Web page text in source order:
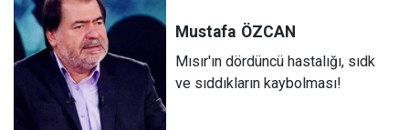
Mustafa ÖZCAN
Mısır'ın dördüncü hastalığı, sıdk
ve sıddıkların kaybolması!